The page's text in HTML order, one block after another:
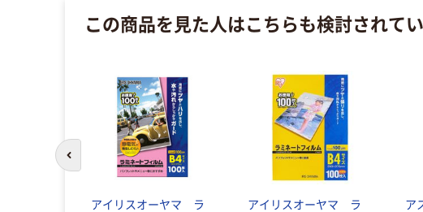
この商品を見た人はこちらも検討されて
アイリスオーヤマ ラ
アイリスオーヤマ ラ
ア
前のスライドへ